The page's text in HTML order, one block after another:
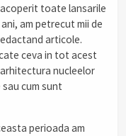
toate lansarile
am petrecut mii de
articole.
ceva in tot acest
nucleelor
cum sunt
perioada am